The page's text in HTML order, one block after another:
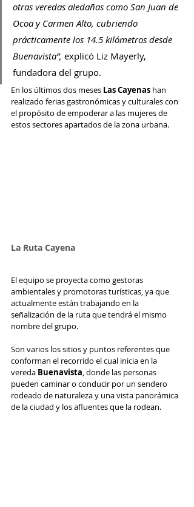
otras veredas aledañas como San Juan de
Ocoa y Carmen Alto, cubriendo
prácticamente los 14.5 kilómetros desde
Buenavista”, explicó Liz Mayerly,
fundadora del grupo.
En los últimos dos meses Las Cayenas han
realizado ferias gastronómicas y culturales con
el propósito de empoderar a las mujeres de
estos sectores apartados de la zona urbana.
La Ruta Cayena
El equipo se proyecta como gestoras
ambientales y promotoras turísticas, ya que
actualmente están trabajando en la
señalización de la ruta que tendrá el mismo
nombre del grupo.
Son varios los sitios y puntos referentes que
conforman el recorrido el cual inicia en la
vereda Buenavista, donde las personas
pueden caminar o conducir por un sendero
rodeado de naturaleza y una vista panorámica
de la ciudad y los afluentes que la rodean.